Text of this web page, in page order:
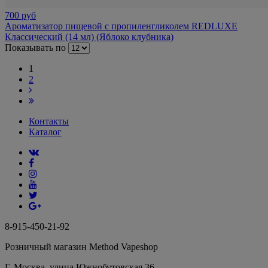
700 руб
Ароматизатор пищевой с пропиленгликолем REDLUXE
Классический (14 мл) (Яблоко клубника)
Показывать по
1
2
Контакты
Каталог
8-915-450-21-92
Розничный магазин Method Vapeshop